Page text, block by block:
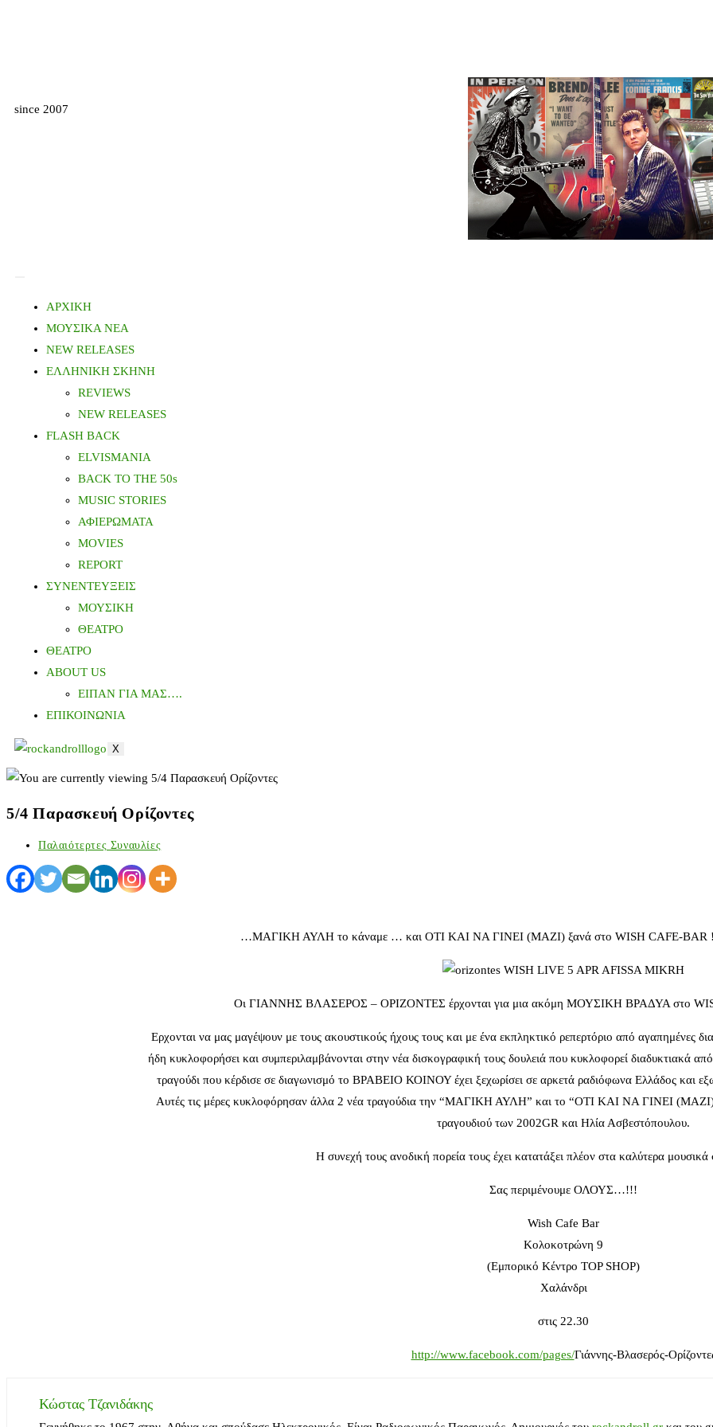
since 2007
ΑΡΧΙΚΗ
ΜΟΥΣΙΚΑ ΝΕΑ
NEW RELEASES
ΕΛΛΗΝΙΚΗ ΣΚΗΝΗ
REVIEWS
NEW RELEASES
FLASH BACK
ELVISMANIA
BACK TO THE 50s
MUSIC STORIES
ΑΦΙΕΡΩΜΑΤΑ
MOVIES
REPORT
ΣΥΝΕΝΤΕΥΞΕΙΣ
ΜΟΥΣΙΚΗ
ΘΕΑΤΡΟ
ΘΕΑΤΡΟ
ABOUT US
ΕΙΠΑΝ ΓΙΑ ΜΑΣ….
ΕΠΙΚΟΙΝΩΝΙΑ
X
5/4 Παρασκευή Ορίζοντες
Παλαιότερτες Συναυλίες
…ΜΑΓΙΚΗ ΑΥΛΗ το κάναμε … και ΟΤΙ ΚΑΙ ΝΑ ΓΙΝΕΙ (ΜΑΖΙ) ξανά στο WISH CAFE-BAR !!!
Οι ΓΙΑΝΝΗΣ ΒΛΑΣΕΡΟΣ – ΟΡΙΖΟΝΤΕΣ έρχονται για μια ακόμη ΜΟΥΣΙΚΗ ΒΡΑΔΥΑ στο
Ερχονται να μας μαγέψουν με τους ακουστικούς ήχους τους και με ένα εκπληκτικό ρεπερτόριο από αγαπημένες
ήδη κυκλοφορήσει και συμπεριλαμβάνονται στην νέα δισκογραφική τους δουλειά που κυκλοφορεί
τραγούδι που κέρδισε σε διαγωνισμό το ΒΡΑΒΕΙΟ ΚΟΙΝΟΥ έχει ξεχωρίσει σε αρκετά ραδιόφωνα Ελλάδος και
Αυτές τις μέρες κυκλοφόρησαν άλλα 2 νέα τραγούδια την “ΜΑΓΙΚΗ ΑΥΛΗ” και το “ΟΤΙ ΚΑΙ ΝΑ ΓΙΝΕΙ
τραγουδιού των 2002GR και Ηλία Ασβεστόπουλου.
Η συνεχή τους ανοδική πορεία τους έχει κατατάξει πλέον στα καλύτερα
Σας περιμένουμε ΟΛΟΥΣ…!!!
Wish Cafe Bar
Κολοκοτρώνη 9
(Εμπορικό Κέντρο TOP SHOP)
Χαλάνδρι
στις 22.30
http://www.facebook.com/pages/Γιάννης-Βλασερός-
Κώστας Τζανιδάκης